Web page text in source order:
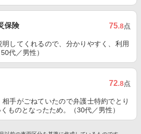
保険 75.8点
してくれるので、分かりやすく、利用
代／男性）
72.8点
手がごねていたので弁護士特約でとり
ものとなったため。（30代／男性）